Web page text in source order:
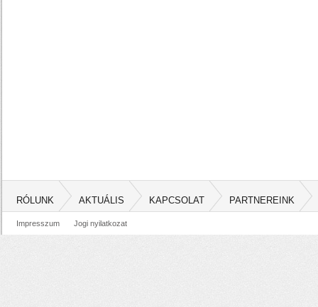
RÓLUNK AKTUÁLIS KAPCSOLAT PARTNEREINK
Impresszum Jogi nyilatkozat